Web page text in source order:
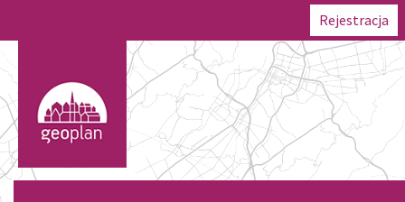
Rejestracja